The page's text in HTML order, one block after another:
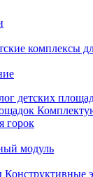
комплексы
детских
горок
модуль
Конструктивные